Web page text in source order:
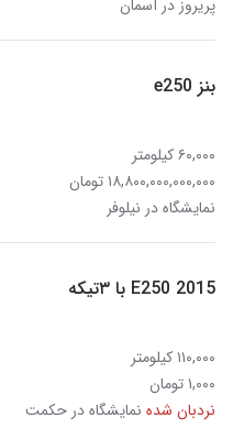
پریروز در آسمان
بنز e250
۶۰,۰۰۰ کیلومتر
۱۸,۸۰۰,۰۰۰,۰۰۰,۰۰۰ تومان
نمایشگاه در نیلوفر
E250 2015 با ۳تیکه
۱۱۰,۰۰۰ کیلومتر
۱,۰۰۰ تومان
نردبان شده نمایشگاه در حکمت